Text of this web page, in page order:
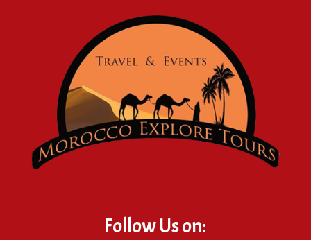
Follow Us on: